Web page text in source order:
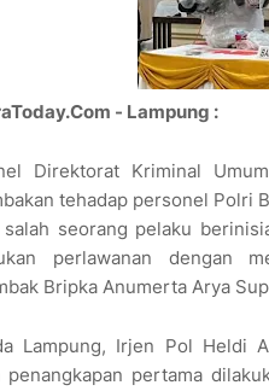
- Lampung :
Direktorat Kriminal
tehadap personel Polri
seorang pelaku
perlawanan dengan
Bripka Anumerta Arya
Lampung, Irjen Pol Heldi
penangkapan pertama